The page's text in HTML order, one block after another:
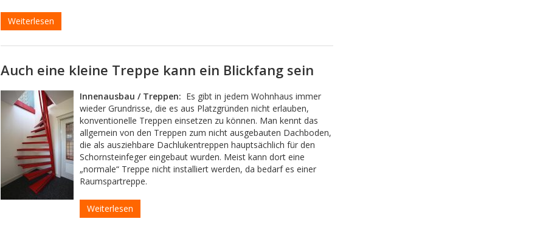
Weiterlesen
Auch eine kleine Treppe kann ein Blickfang sein
Innenausbau / Treppen: Es gibt in jedem Wohnhaus immer
wieder Grundrisse, die es aus Platzgründen nicht erlauben,
konventionelle Treppen einsetzen zu können. Man kennt das
allgemein von den Treppen zum nicht ausgebauten Dachboden,
die als ausziehbare Dachlukentreppen hauptsächlich für den
Schornsteinfeger eingebaut wurden. Meist kann dort eine
„normale“ Treppe nicht installiert werden, da bedarf es einer
Raumspartreppe.
Weiterlesen